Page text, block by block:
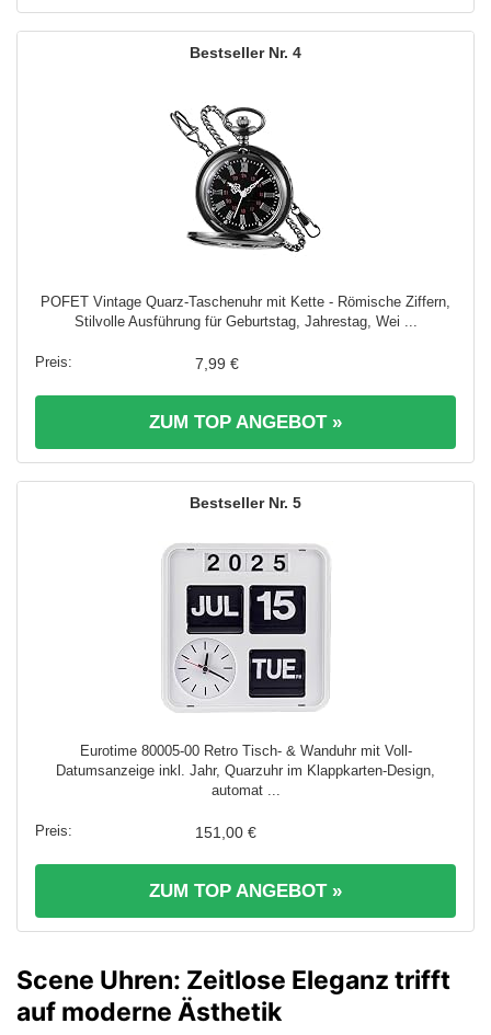
4
POFET Vintage Quarz-Taschenuhr mit Kette - Römische Ziffern,
Stilvolle Ausführung für Geburtstag, Jahrestag, Wei ...
7,99 €
ZUM TOP ANGEBOT »
5
Eurotime 80005-00 Retro Tisch- & Wanduhr mit Voll-
Datumsanzeige inkl. Jahr, Quarzuhr im Klappkarten-Design,
automat ...
151,00 €
ZUM TOP ANGEBOT »
Scene Uhren: Zeitlose Eleganz trifft
auf moderne Ästhetik